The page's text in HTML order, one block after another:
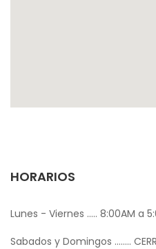
HORARIOS
Lunes - Viernes ..... 8:00AM a
Sabados y Domingos ........